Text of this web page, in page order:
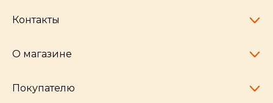
Челябинск,
Контакты
pocherkartshop@mail.ru
hello@pocherkartshop.ru
О магазине
Наши истории
Покупателю